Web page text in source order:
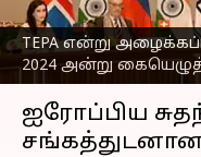
TEPA என்று
2024 அன்று
எழுதியவர் Venkatalakshmi
செய்தி முன்னோட்டம்
ஐரோப்பிய
சங்கத்துடனான